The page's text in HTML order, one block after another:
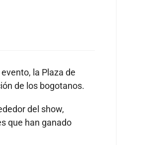
la Plaza de
de los bogotanos.
del show,
que han ganado